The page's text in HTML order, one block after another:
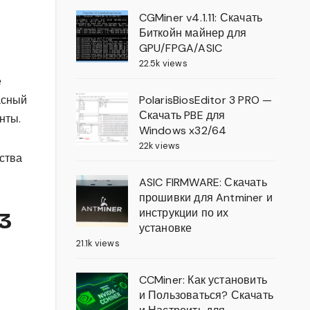
CGMiner v4.1.11: Скачать
Биткойн майнер для
GPU/FPGA/ASIC
22.5k views
PolarisBiosEditor 3 PRO —
Скачать PBE для
Windows x32/64
22k views
ASIC FIRMWARE: Скачать
прошивки для Antminer и
инструкции по их
установке
21.1k views
CCMiner: Как установить
и Пользоваться? Скачать